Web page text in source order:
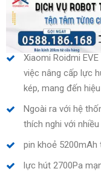
Xiaomi Roidmi
việc nâng cấp lực
kép, mang đến
Ngoài ra với hệ
thích nghi với
pin khoẻ
lực hút 2700Pa